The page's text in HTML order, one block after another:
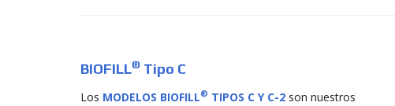
BIOFILL® Tipo C
Los MODELOS BIOFILL® TIPOS C Y C-2 son nuestros